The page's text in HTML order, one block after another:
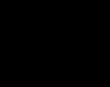
しいか
なさい
😭 本
ンジお